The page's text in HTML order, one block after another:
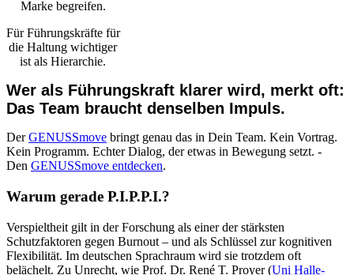
Marke begreifen.
Für Führungskräfte für
die Haltung wichtiger
ist als Hierarchie.
Wer als Führungskraft klarer wird, merkt oft:
Das Team braucht denselben Impuls.
DerGENUSSmove bringt genau das in Dein Team. Kein Vortrag.
Kein Programm. Echter Dialog, der etwas in Bewegung setzt. -
Den GENUSSmove entdecken.
Warum gerade P.I.P.P.I.?
Verspieltheit gilt in der Forschung als einer der stärksten
Schutzfaktoren gegen Burnout – und als Schlüssel zur kognitiven
Flexibilität. Im deutschen Sprachraum wird sie trotzdem oft
belächelt. Zu Unrecht, wie Prof. Dr. René T. Proyer (Uni Halle-